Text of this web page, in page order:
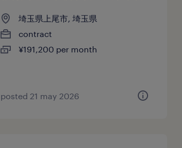
埼玉県上尾市, 埼玉県
contract
¥191,200 per month
posted 21 may 2026